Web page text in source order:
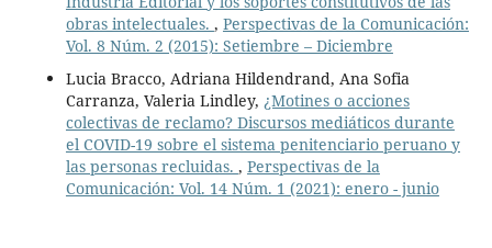
obras intelectuales. , Perspectivas de la Comunicación:
Vol. 8 Núm. 2 (2015): Setiembre – Diciembre
Lucia Bracco, Adriana Hildendrand, Ana Sofia
Carranza, Valeria Lindley, ¿Motines o acciones
colectivas de reclamo? Discursos mediáticos durante
el COVID-19 sobre el sistema penitenciario peruano y
las personas recluidas. , Perspectivas de la
Comunicación: Vol. 14 Núm. 1 (2021): enero - junio